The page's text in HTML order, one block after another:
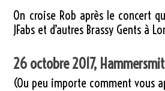
On croise Rob après le concert
JFabs et d’autres Brassy Gents à
26 octobre 2017,
(Ou peu importe comment vous